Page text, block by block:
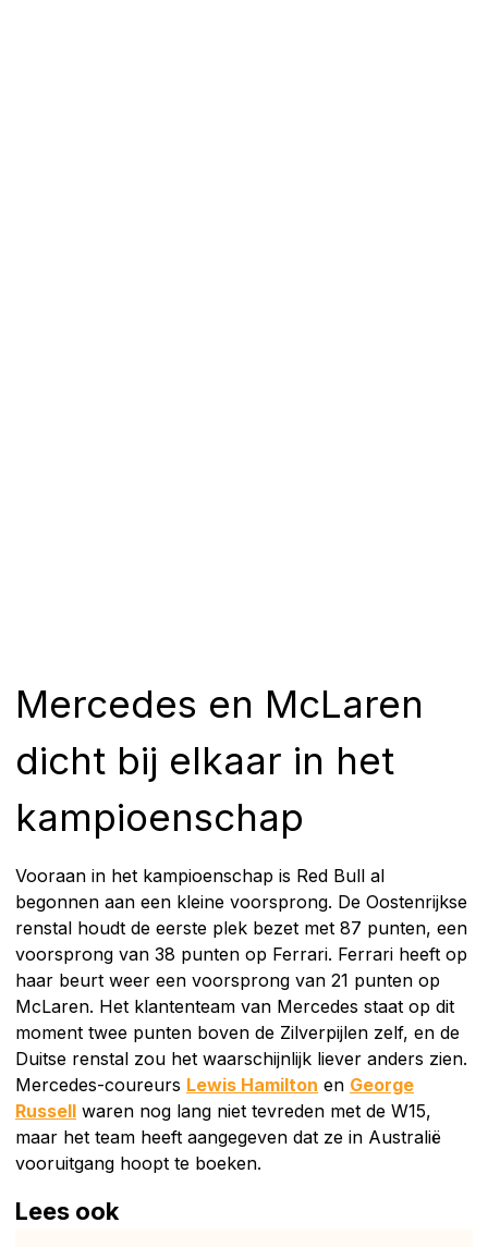
Mercedes en McLaren
dicht bij elkaar in het
kampioenschap
Vooraan in het kampioenschap is Red Bull al
begonnen aan een kleine voorsprong. De Oostenrijkse
renstal houdt de eerste plek bezet met 87 punten, een
voorsprong van 38 punten op Ferrari. Ferrari heeft op
haar beurt weer een voorsprong van 21 punten op
McLaren. Het klantenteam van Mercedes staat op dit
moment twee punten boven de Zilverpijlen zelf, en de
Duitse renstal zou het waarschijnlijk liever anders zien.
Mercedes-coureurs Lewis Hamilton en George
Russell waren nog lang niet tevreden met de W15,
maar het team heeft aangegeven dat ze in Australië
vooruitgang hoopt te boeken.
Lees ook